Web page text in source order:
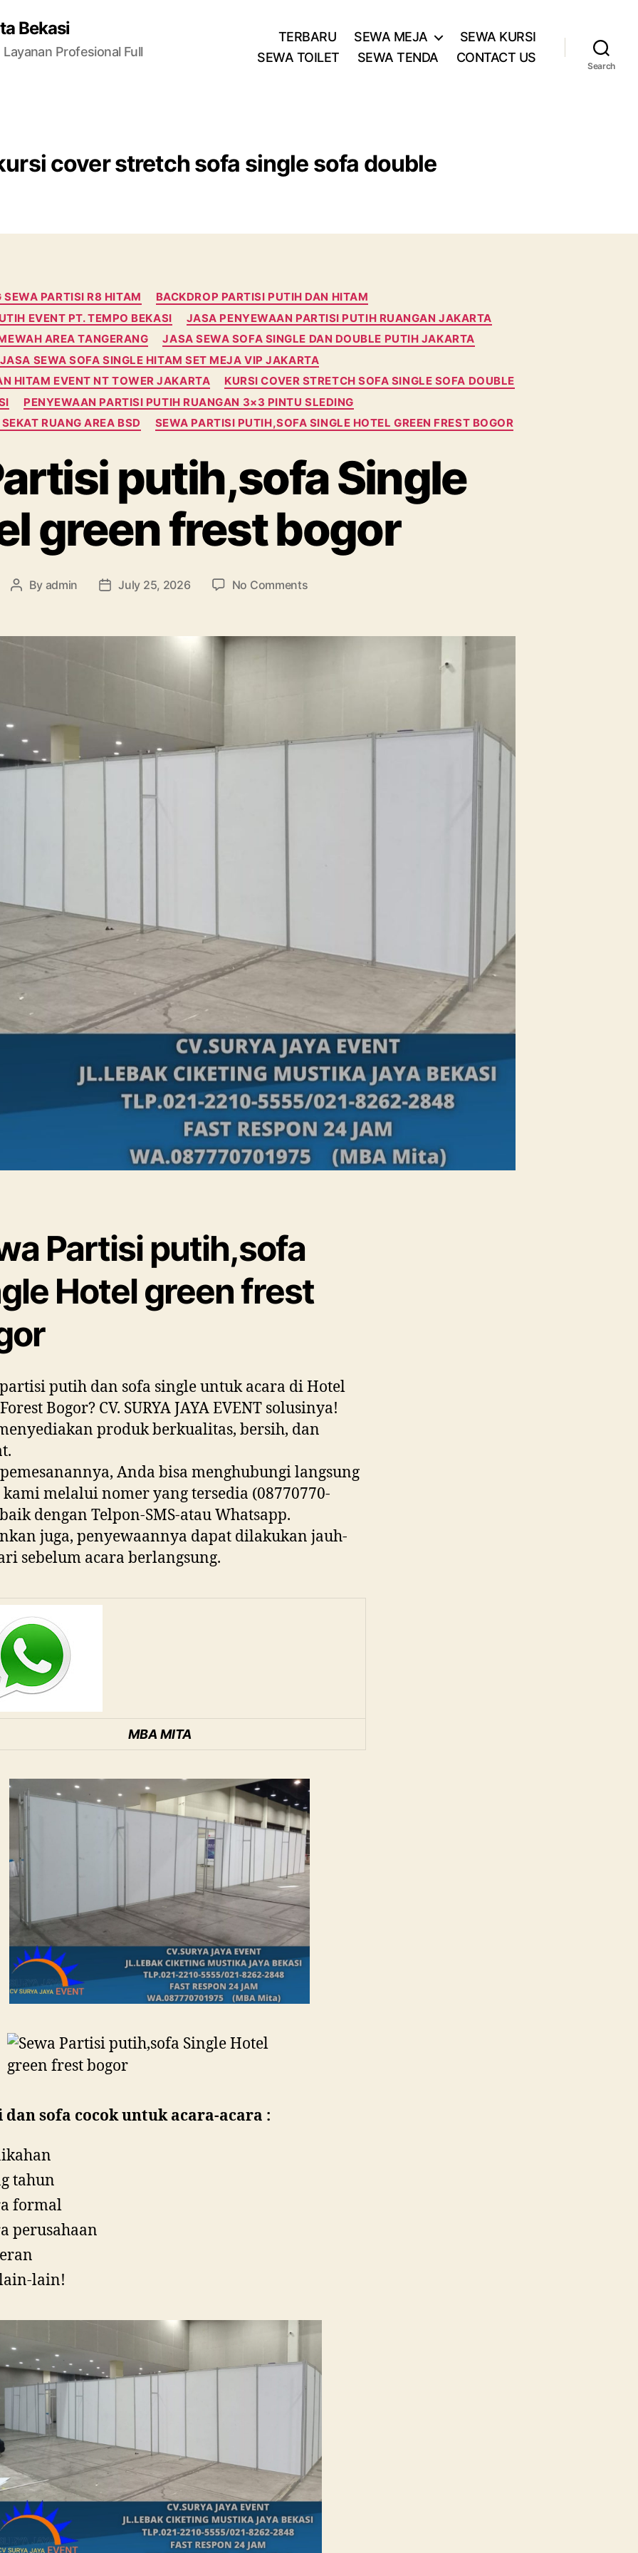
Bekasi
Profesional Full
TERBARU SEWA MEJA
SEWA KURSI
SEWA TOILET
SEWA TENDA CONTACT US
Search
cover stretch sofa single sofa double
Categories
SEWA PARTISI R8 HITAM
BACKDROP PARTISI PUTIH DAN HITAM
EVENT PT. TEMPO BEKASI
JASA PENYEWAAN PARTISI PUTIH RUANGAN JAKARTA
AREA TANGERANG
JASA SEWA SOFA SINGLE DAN DOUBLE PUTIH JAKARTA
JASA SEWA SOFA SINGLE HITAM SET MEJA VIP JAKARTA
HITAM EVENT NT TOWER JAKARTA
KURSI COVER STRETCH SOFA SINGLE SOFA DOUBLE
PENYEWAAN PARTISI PUTIH RUANGAN 3×3 PINTU SLEDING
RUANG AREA BSD
SEWA PARTISI PUTIH,SOFA SINGLE HOTEL GREEN FREST BOGOR
putih,sofa Single
green frest bogor
Post
By admin
PostJuly 25, 2026 No Commentson
putih,sofa
Partisi putih,sofa
Hotel green frest
putih dan sofa single untuk acara di Hotel
Bogor? CV. SURYA JAYA EVENT solusinya!
produk berkualitas, bersih, dan
Anda bisa menghubungi langsung
melalui nomer yang tersedia (08770770-
dengan Telpon-SMS-atau Whatsapp.
juga, penyewaannya dapat dilakukan jauh-
sebelum acara berlangsung.
MBA MITA
dan sofa cocok untuk acara-acara :
tahun
formal
perusahaan
lain!